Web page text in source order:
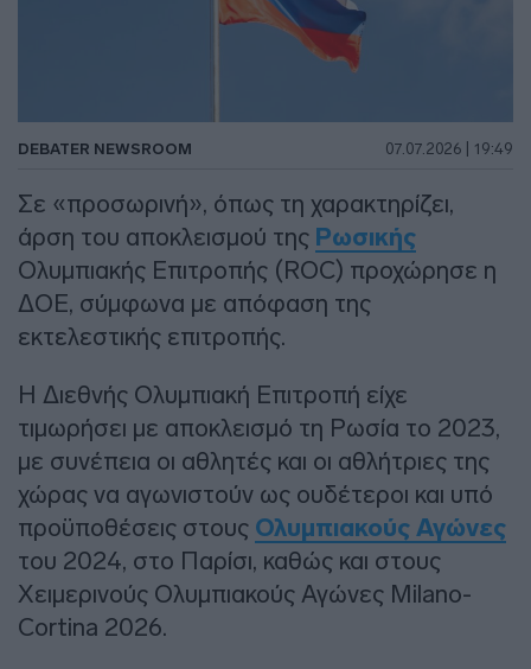
DEBATER NEWSROOM 07.07.2026 | 19:49
Σε «προσωρινή», όπως τη χαρακτηρίζει,
άρση του αποκλεισμού της Ρωσικής
Ολυμπιακής Επιτροπής (ROC) προχώρησε η
ΔΟΕ, σύμφωνα με απόφαση της
εκτελεστικής επιτροπής.
Η Διεθνής Ολυμπιακή Επιτροπή είχε
τιμωρήσει με αποκλεισμό τη Ρωσία το 2023,
με συνέπεια οι αθλητές και οι αθλήτριες της
χώρας να αγωνιστούν ως ουδέτεροι και υπό
προϋποθέσεις στους Ολυμπιακούς Αγώνες
του 2024, στο Παρίσι, καθώς και στους
Χειμερινούς Ολυμπιακούς Αγώνες Milano-
Cortina 2026.